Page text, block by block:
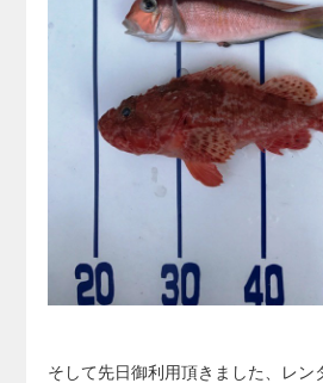
そして先日御利用頂きました、レン